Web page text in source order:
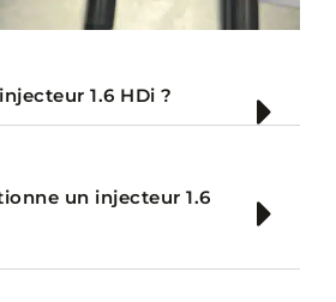
1.6 HDi ?
un injecteur 1.6